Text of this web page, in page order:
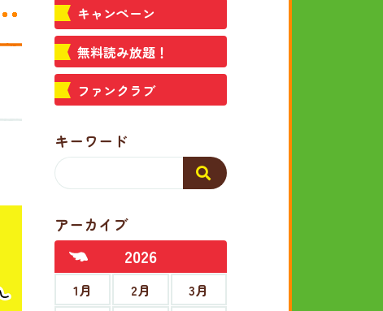
キャンペーン
無料読み放題！
ファンクラブ
キーワード
アーカイブ
2026
1月 2月
3月